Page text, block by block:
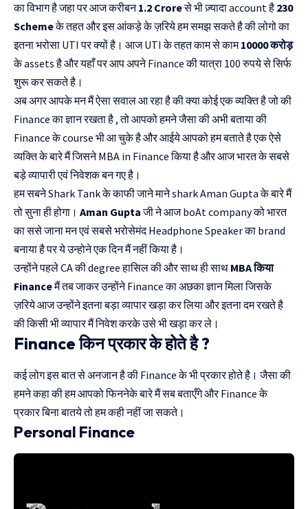
का विभाग है जहा पर आज करीबन1.2 Croreसे भी ज़्यादा account है 230
Schemeके तहत और इस आंकड़े के ज़रिये हम समझ सकते है की लोगो का
इतना भरोसा UTI पर क्यों है। आज UTI के तहत काम से काम10000 करोड़
के assets है और यहाँ पर आप अपने Finance की यात्रा 100 रुपये से सिर्फ
शुरू कर सकते है।
अब अगर आपके मन मैं ऐसा सवाल आ रहा है की क्या कोई एक व्यक्ति है जो की
Finance का ज्ञान रखता है , तो आपको हमने जैसा की अभी बताया की
Finance के course भी आ चुके है और आईये आपको हम बताते है एक ऐसे
व्यक्ति के बारे मैं जिसने MBA in Finance किया है और आज भारत के सबसे
बड़े व्यापारी एवं निवेशक बन गए है।
हम सबने Shark Tank के काफी जाने माने shark Aman Gupta के बारे मैं
तो सुना ही होगा। Aman Guptaजी ने आज boAt company को भारत
का ससे जाना मन एवं सबसे भरोसेमंद Headphone Speaker का brand
बनाया है पर ये उन्होने एक दिन मैं नहीं किया है।
उन्होंने पहले CA की degree हासिल की और साथ ही साथ MBA किया
Financeमैं तब जाकर उन्होंने Finance का अछका ज्ञान मिला जिसके
ज़रिये आज उन्होंने इतना बड़ा व्यापार खड़ा कर लिया और इतना दम रखते है
की किसी भी व्यापार मैं निवेश करके उसे भी खड़ा कर ले।
Finance किन प्रकार के होते है ?
कई लोग इस बात से अनजान है की Finance के भी प्रकार होते है। जैसा की
हमने कहा की हम आपको फिननेके बारे मैं सब बताएँगे और Finance के
प्रकार बिना बातये तो हम कही नहीं जा सकते।
Personal Finance